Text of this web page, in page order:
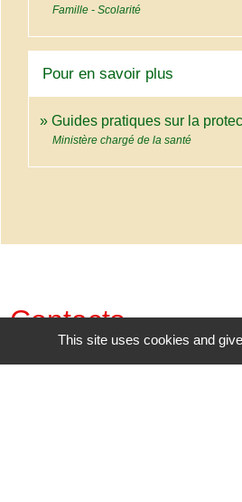
Famille - Scolarité
Pour en savoir plus
Guides pratiques sur la
Ministère chargé de la santé
Contacts
Commune de Mazerolles
This site uses cookies and